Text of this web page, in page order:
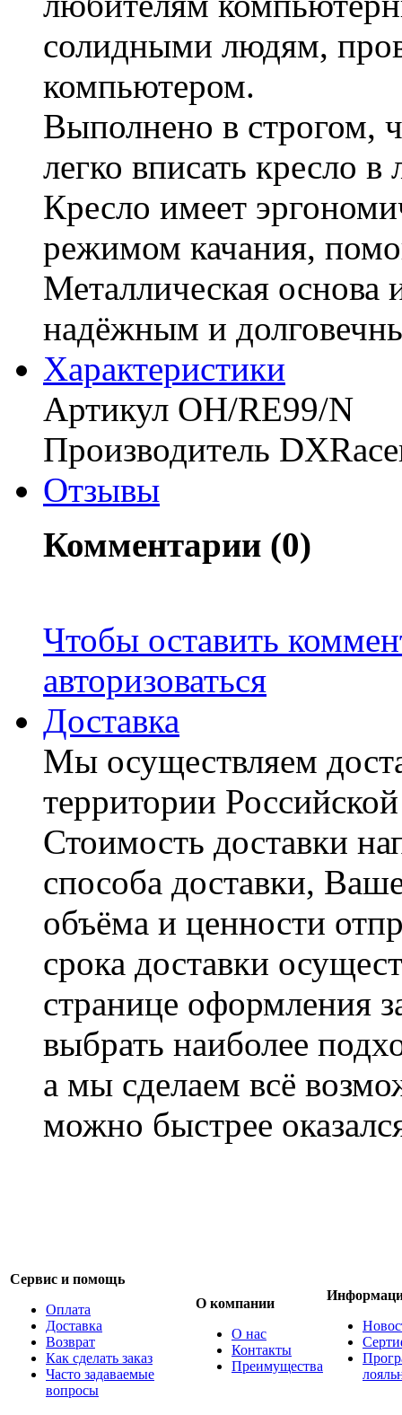
солидными людям,
компьютером.
Выполнено в строгом,
легко вписать кресло
Кресло имеет
режимом качания,
Металлическая основа
надёжным и
Характериcтики
Артикул OH/RE99/N
Производитель
Отзывы
Комментарии (0)
Чтобы оставить
авторизоваться
Доставка
Мы осуществляем
территории
Стоимость доставки
способа доставки,
объёма и ценности
срока доставки
странице оформления
выбрать наиболее
а мы сделаем всё
можно быстрее
Сервис и помощь
Оплата
Доставка
Возврат
Как сделать заказ
Часто задаваемые
вопросы
О компании
О нас
Контакты
Преимущества